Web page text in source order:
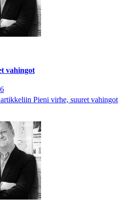
vahingot
artikkeliin Pieni virhe, suuret vahingot